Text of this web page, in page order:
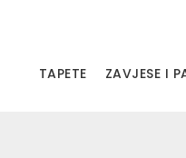
TAPETE ZAVJESE I